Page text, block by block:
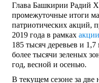
Глава Башкирии Радий
промежуточные итоги
патриотических акций,
2019 года в рамках
185 тысяч деревьев и
более тысячи зеленых
год, весной и осенью.
В текущем сезоне за две